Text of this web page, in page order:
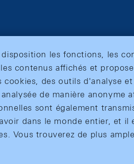
les fonctions, les
contenus affichés et
cookies, des outils d'analyse
de manière anonyme
sont également
dans le monde entier, et
Vous trouverez de plus